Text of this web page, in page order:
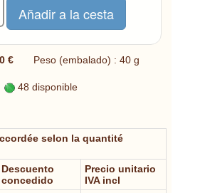
€ Peso (embalado) : 40 g
48 disponible
selon la quantité
Descuento
concedido
Precio unitario
IVA incl